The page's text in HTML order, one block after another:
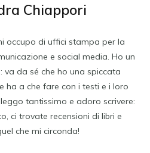
Chiappori
occupo di uffici stampa per la
e social media. Ho un
da sé che ho una spiccata
ha a che fare con i testi e i loro
tantissimo e adoro scrivere:
ci trovate recensioni di libri e
che mi circonda!